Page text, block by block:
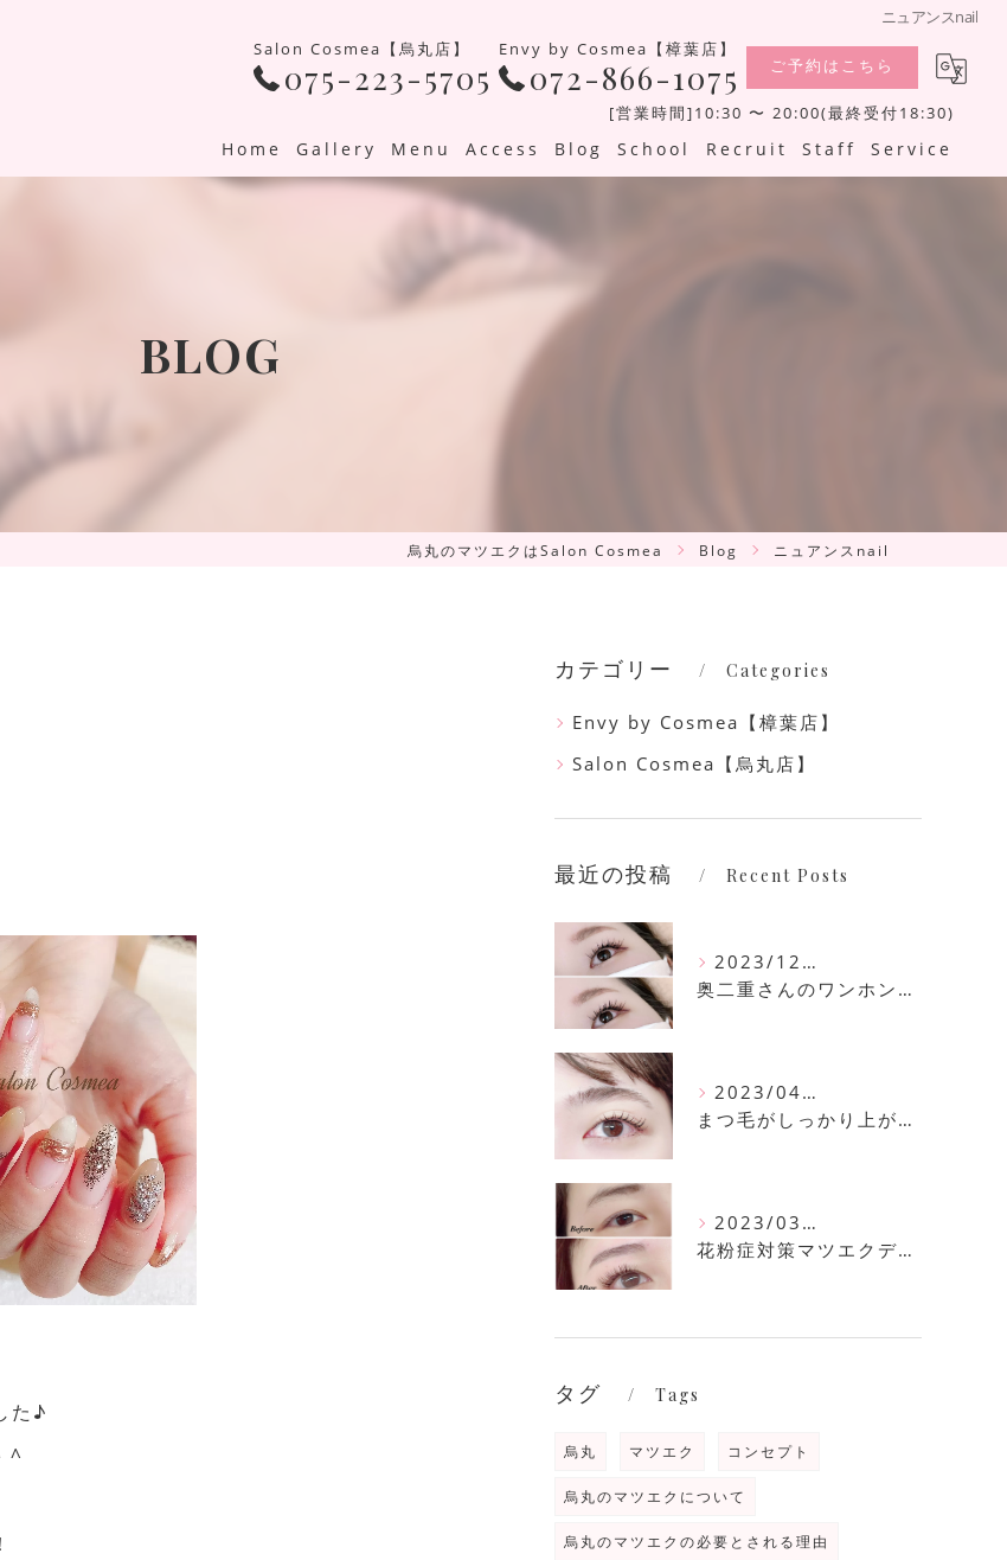
ニュアンスnail
Salon Cosmea【烏丸店】
075-223-5705
Envy by Cosmea【樟葉店】
072-866-1075 ご予約はこちら
[営業時間]10:30 〜 20:00(最終受付18:30)
Home Gallery Menu Access Blog School Recruit Staff Service
BLOG
烏丸のマツエクはSalon Cosmea Blog ニュアンスnail
た♪
^
カテゴリー Categories
Envy by Cosmea【樟葉店】
Salon Cosmea【烏丸店】
最近の投稿 Recent Posts
2023/12/16
奥二重さんのワンホンマツエク
2023/04/11
まつ毛がしっかり上がるまつ毛パーマ
2023/03/30
花粉症対策マツエクデザイン
タグ Tags
烏丸 マツエク コンセプト
烏丸のマツエクについて
烏丸のマツエクの必要とされる理由